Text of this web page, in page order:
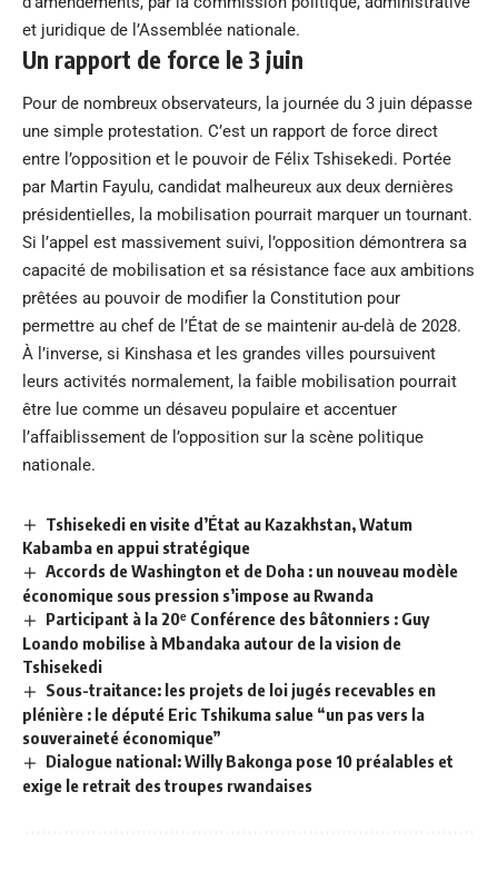
et juridique de l’Assemblée nationale.
Un rapport de force le 3 juin
Pour de nombreux observateurs, la journée du 3 juin dépasse
une simple protestation. C’est un rapport de force direct
entre l’opposition et le pouvoir de Félix Tshisekedi. Portée
par Martin Fayulu, candidat malheureux aux deux dernières
présidentielles, la mobilisation pourrait marquer un tournant.
Si l’appel est massivement suivi, l’opposition démontrera sa
capacité de mobilisation et sa résistance face aux ambitions
prêtées au pouvoir de modifier la Constitution pour
permettre au chef de l’État de se maintenir au-delà de 2028.
À l’inverse, si Kinshasa et les grandes villes poursuivent
leurs activités normalement, la faible mobilisation pourrait
être lue comme un désaveu populaire et accentuer
l’affaiblissement de l’opposition sur la scène politique
nationale.
Tshisekedi en visite d’État au Kazakhstan, Watum
Kabamba en appui stratégique
Accords de Washington et de Doha : un nouveau modèle
économique sous pression s’impose au Rwanda
Participant à la 20ᵉ Conférence des bâtonniers : Guy
Loando mobilise à Mbandaka autour de la vision de
Tshisekedi
Sous-traitance: les projets de loi jugés recevables en
plénière : le député Eric Tshikuma salue “un pas vers la
souveraineté économique”
Dialogue national: Willy Bakonga pose 10 préalables et
exige le retrait des troupes rwandaises